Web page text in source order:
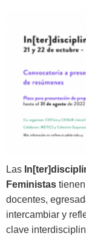
Las
Feministas
docentes,
intercambiar y
clave